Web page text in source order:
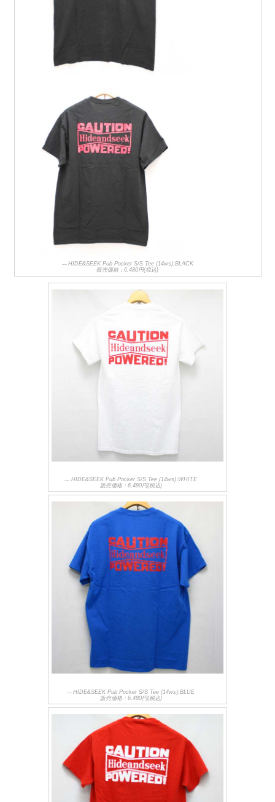
HIDE&SEEK Pub Pocket S/S Tee (14ws):BLACK
販売価格：6,480円(税込)
HIDE&SEEK Pub Pocket S/S Tee (14ws):WHITE
販売価格：6,480円(税込)
HIDE&SEEK Pub Pocket S/S Tee (14ws):BLUE
販売価格：6,480円(税込)